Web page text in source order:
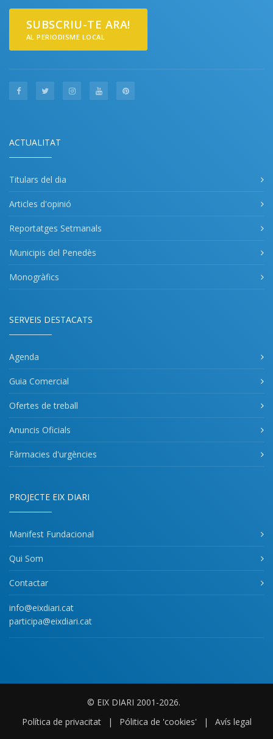
SUBSCRIU-TE ARA!
AL PERIODISME LOCAL
ACTUALITAT
Titulars del dia
Articles d'opinió
Reportatges Setmanals
Municipis del Penedès
Monogràfics
SERVEIS DESTACATS
Agenda
Guia Comercial
Ofertes de treball
Anuncis Oficials
Fàrmacies d'urgències
PROJECTE EIX DIARI
Manifest Fundacional
Qui Som
Contactar
info@eixdiari.cat
participa@eixdiari.cat
© EIX DIARI 2001-2026.
Política de privacitat
| Pólitica de 'cookies' | Avís legal